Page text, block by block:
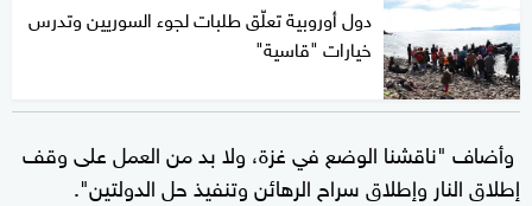
دول أوروبية تعلّق طلبات لجوء السوريين وتدرس
خيارات "قاسية"
وأضاف "ناقشنا الوضع في غزة، ولا بد من العمل على وقف
إطلاق النار وإطلاق سراح الرهائن وتنفيذ حل الدولتين".